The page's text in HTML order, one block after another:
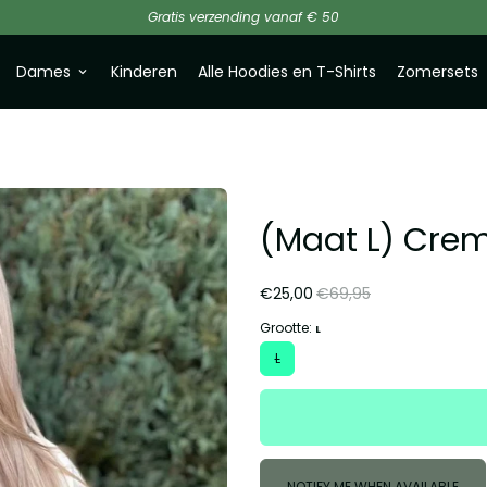
Gratis verzending vanaf € 50
Dames keyboard_arrow_down Kinderen Alle Hoodies en T-Shirts Zomersets
(Maat L)
€25,00 €69,95
Grootte: L
L